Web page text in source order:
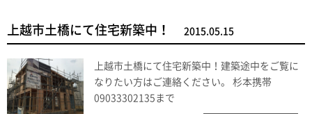
上越市土橋にて住宅新築中！ 2015.05.15
上越市土橋にて住宅新築中！建築途中をご覧に
なりたい方はご連絡ください。 杉本携帯
09033302135まで